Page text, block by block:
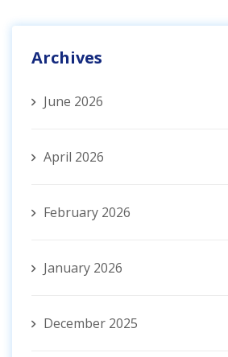
Archives
June 2026
April 2026
February 2026
January 2026
December 2025